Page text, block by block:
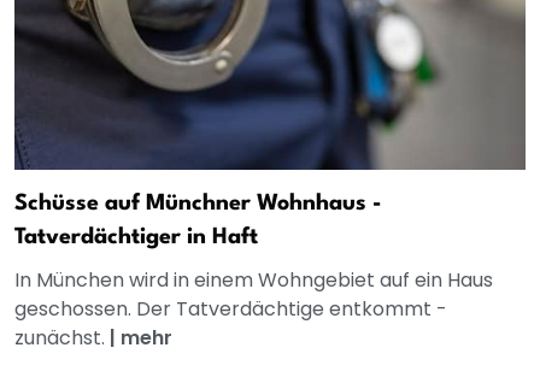
Schüsse auf Münchner Wohnhaus -
Tatverdächtiger in Haft
In München wird in einem Wohngebiet auf ein Haus
geschossen. Der Tatverdächtige entkommt -
zunächst. | mehr